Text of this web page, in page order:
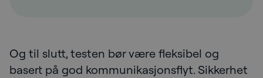
Og til slutt, testen bør være fleksibel og
basert på god kommunikasjonsflyt. Sikkerhet